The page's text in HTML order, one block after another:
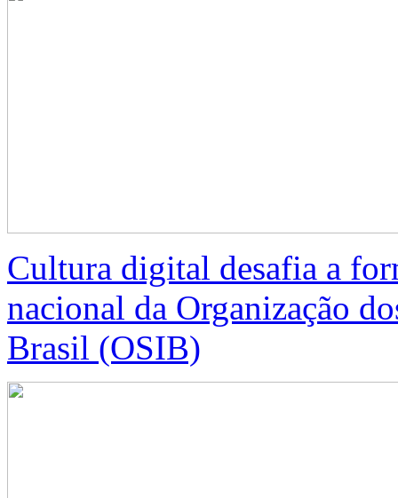
Cultura digital desafia a
nacional da Organização
Brasil (OSIB)